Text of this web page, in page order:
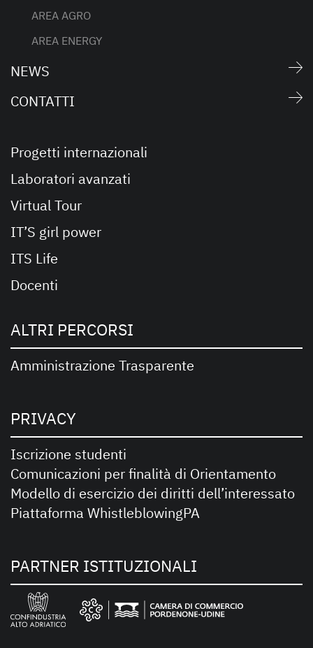
AREA AGRO
AREA ENERGY
NEWS
CONTATTI
Progetti internazionali
Laboratori avanzati
Virtual Tour
IT’S girl power
ITS Life
Docenti
ALTRI PERCORSI
Amministrazione Trasparente
PRIVACY
Iscrizione studenti
Comunicazioni per finalità di Orientamento
Modello di esercizio dei diritti dell’interessato
Piattaforma WhistleblowingPA
PARTNER ISTITUZIONALI